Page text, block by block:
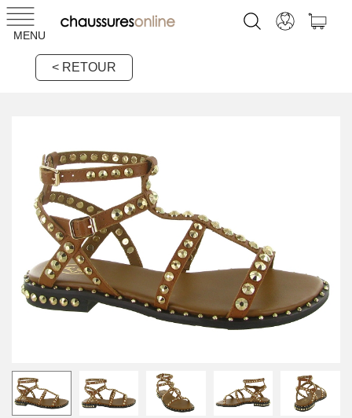
MENU
< RETOUR